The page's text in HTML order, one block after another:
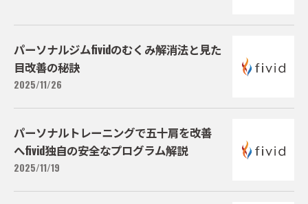
パーソナルジムfividのむくみ解消法と見た
目改善の秘訣
2025/11/26
パーソナルトレーニングで五十肩を改善
へfivid独自の安全なプログラム解説
2025/11/19